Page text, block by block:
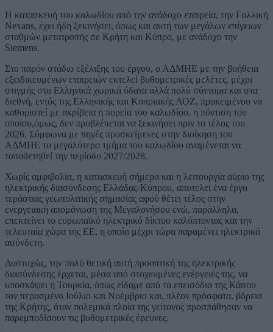
Η κατασκευή του καλωδίου από την ανάδοχο εταιρεία, την Γαλλική
Nexans, έχει ήδη ξεκινήσει, όπως και αυτή των μεγάλων επίγειων
σταθμών μετατροπής σε Κρήτη και Κύπρο, με ανάδοχο την
Siemens.
Στο παρόν στάδιο εξέλιξης του έργου, ο ΑΔΜΗΕ με την βοήθεια
εξειδικευμένων εταιρειών εκτελεί βυθομετρικές μελέτες, μέχρι
στιγμής στα Ελληνικά χωρικά ύδατα αλλά πολύ σύντομα και στα
διεθνή, εντός της Ελληνικής και Κυπριακής ΑΟΖ, προκειμένου να
καθοριστεί με ακρίβεια η πορεία του καλωδίου, η πόντιση του
οποίου,όμως, δεν προβλέπεται να ξεκινήσει πριν το τέλος του
2026. Σύμφωνα με πηγές προσκείμενες στην διοίκηση του
ΑΔΜΗΕ το μεγαλύτερο τμήμα του καλωδίου αναμένεται να
τοποθετηθεί την περίοδο 2027/2028.
Χωρίς αμφιβολία, η κατασκευή σήμερα και η λειτουργία αύριο της
ηλεκτρικής διασύνδεσης Ελλάδας-Κύπρου, αποτελεί ένα έργο
τεράστιας γεωπολιτικής σημασίας αφού θέτει τέλος στην
ενεργειακή απομόνωση της Μεγαλονήσου ενώ, παράλληλα,
επεκτείνει το ευρωπαϊκό ηλεκτρικό δίκτυο καλύπτοντας και την
τελευταία χώρα της ΕΕ, η οποία μέχρι τώρα παραμένει ηλεκτρικά
ασύνδετη.
Δυστυχώς, την πολύ θετική αυτή προοπτική της ηλεκτρικής
διασύνδεσης έρχεται, μέσα από στοχευμένες ενέργειές της, να
υποσκάψει η Τουρκία, όπως είδαμε από τα επεισόδια της Κάσου
τον περασμένο Ιούλιο και Νοέμβριο και, πλέον πρόσφατα, βόρεια
της Κρήτης, όταν πολεμικά πλοία της γείτονος προσπάθησαν να
παρεμποδίσουν τις βυθομετρικές έρευνες.